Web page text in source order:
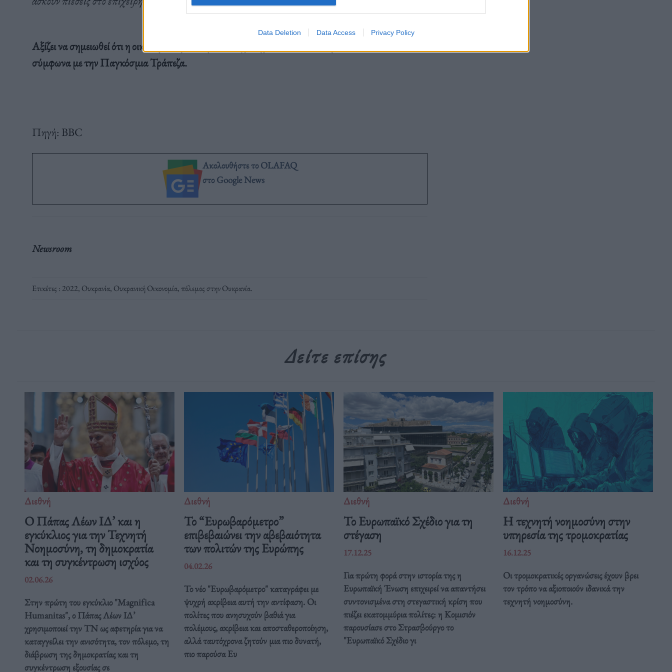
Data Deletion Data Access Privacy Policy
Αξίζει να σημειωθεί ότι η οικονομία της Ουκρανίας είχε σημειώσει αναπτύξη κατά 3,4% το 2021,
σύμφωνα με την Παγκόσμια Τράπεζα.
Πηγή: BBC
Ακολουθήστε το OLAFAQ
στο Google News
Newsroom
Ετικέτες : 2022, Ουκρανία, Ουκρανική Οικονομία,πόλεμος στην Ουκρανία.
Δείτε επίσης
Διεθνή
Ο Πάπας Λέων ΙΔ’ και η
εγκύκλιος για την Τεχνητή
Νοημοσύνη, τη δημοκρατία
και τη συγκέντρωση ισχύος
02.06.26
Στην πρώτη του εγκύκλιο "Magnifica
Humanitas", ο Πάπας Λέων ΙΔ’
χρησιμοποιεί την ΤΝ ως αφετηρία για να
καταγγείλει την ανισότητα, τον πόλεμο, τη
διάβρωση της δημοκρατίας και τη
συγκέντρωση εξουσίας σε
Διεθνή
Το “Ευρωβαρόμετρο”
επιβεβαιώνει την αβεβαιότητα
των πολιτών της Ευρώπης
04.02.26
Το νέο "Ευρωβαρόμετρο" καταγράφει με
ψυχρή ακρίβεια αυτή την αντίφαση. Oι
πολίτες που ανησυχούν βαθιά για
πολέμους, ακρίβεια και αποσταθεροποίηση,
αλλά ταυτόχρονα ζητούν μια πιο δυνατή,
πιο παρούσα Ευ
Διεθνή
Το Ευρωπαϊκό Σχέδιο για τη
στέγαση
17.12.25
Για πρώτη φορά στην ιστορία της η
Ευρωπαϊκή Ένωση επιχειρεί να απαντήσει
συντονισμένα στη στεγαστική κρίση που
πιέζει εκατομμύρια πολίτες: η Κομισιόν
παρουσίασε στο Στρασβούργο το
"Ευρωπαϊκό Σχέδιο γι
Διεθνή
Η τεχνητή νοημοσύνη στην
υπηρεσία της τρομοκρατίας
16.12.25
Οι τρομοκρατικές οργανώσεις έχουν βρει
τον τρόπο να αξιοποιούν ιδανικά την
τεχνητή νοημοσύνη.